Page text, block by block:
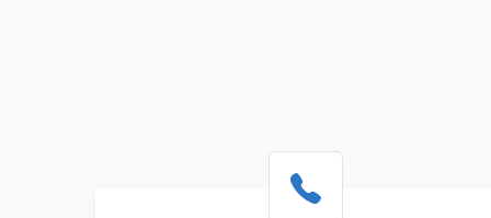
Программное обеспечение